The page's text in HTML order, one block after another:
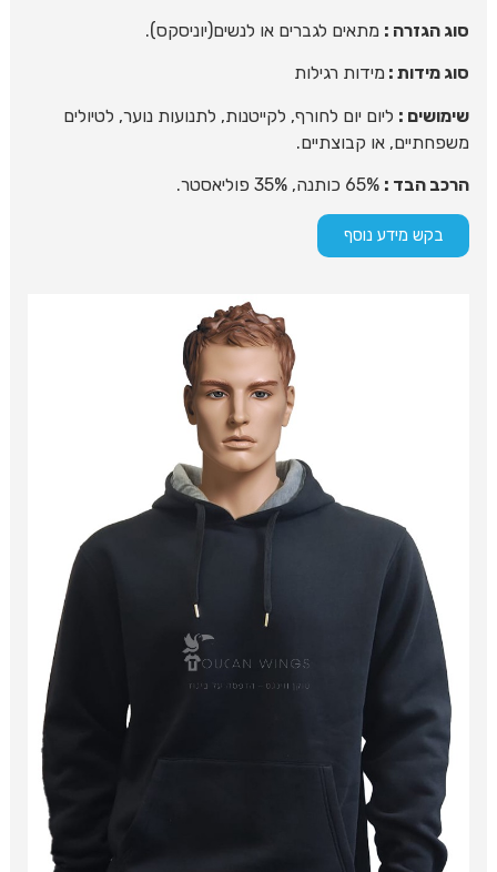
סוג הגזרה : מתאים לגברים או לנשים(יוניסקס).
סוג מידות : מידות רגילות
שימושים : ליום יום לחורף, לקייטנות, לתנועות נוער, לטיולים
משפחתיים, או קבוצתיים.
הרכב הבד :
בקש מידע נוסף